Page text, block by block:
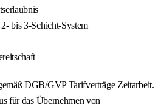
bis 3-Schicht-System
DGB/GVP Tarifverträge Zeitarbeit.
für das Übernehmen von